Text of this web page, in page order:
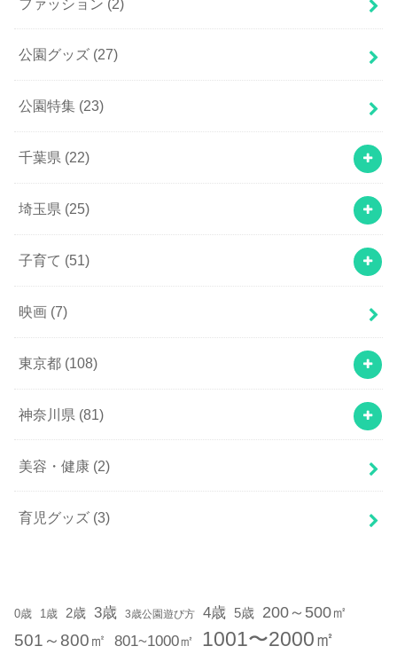
公園グッズ (27)
公園特集 (23)
千葉県 (22)
埼玉県 (25)
子育て (51)
映画 (7)
東京都 (108)
神奈川県 (81)
美容・健康 (2)
育児グッズ (3)
0歳 1歳 2歳 3歳 3歳公園遊び方 4歳 5歳 200～500㎡
501～800㎡ 801~1000㎡
1001〜2000㎡